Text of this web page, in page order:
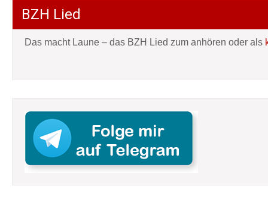
BZH Lied
Das macht Laune – das BZH Lied zum anhören oder als